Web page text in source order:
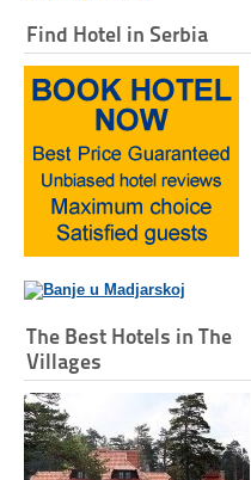
Find Hotel in Serbia
The Best Hotels in The
Villages